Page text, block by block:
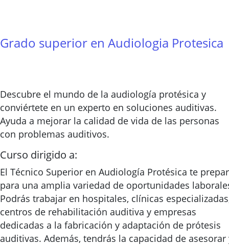
Grado superior en Audiologia Protesica
Descubre el mundo de la audiología protésica y
conviértete en un experto en soluciones auditivas.
Ayuda a mejorar la calidad de vida de las personas
con problemas auditivos.
Curso dirigido a:
El Técnico Superior en Audiología Protésica te
para una amplia variedad de oportunidades
Podrás trabajar en hospitales, clínicas
centros de rehabilitación auditiva y empresas
dedicadas a la fabricación y adaptación de prótesis
auditivas. Además, tendrás la capacidad de asesorar